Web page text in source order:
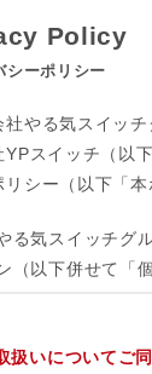
扱いについてご